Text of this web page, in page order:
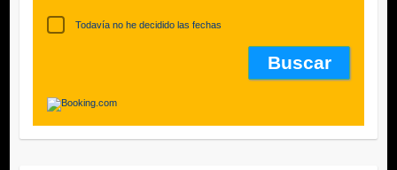
Todavía no he decidido las fechas